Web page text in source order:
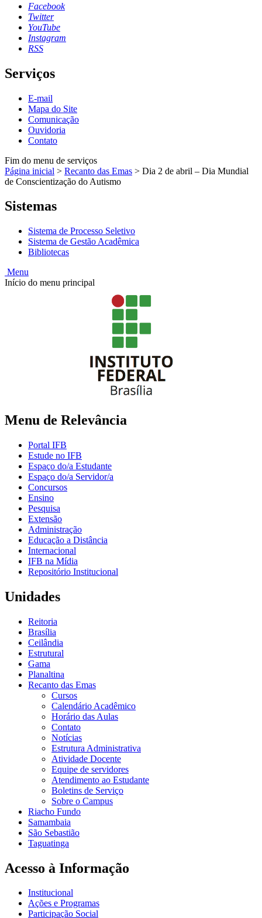
Facebook
Twitter
YouTube
Instagram
RSS
Serviços
E-mail
Mapa do Site
Comunicação
Ouvidoria
Contato
Fim do menu de serviços
Página inicial > Recanto das Emas > Dia 2 de abril – Dia Mundial
de Conscientização do Autismo
Sistemas
Sistema de Processo Seletivo
Sistema de Gestão Acadêmica
Bibliotecas
Menu
Início do menu principal
Menu de Relevância
Portal IFB
Estude no IFB
Espaço do/a Estudante
Espaço do/a Servidor/a
Concursos
Ensino
Pesquisa
Extensão
Administração
Educação a Distância
Internacional
IFB na Mídia
Repositório Institucional
Unidades
Reitoria
Brasília
Ceilândia
Estrutural
Gama
Planaltina
Recanto das Emas
Cursos
Calendário Acadêmico
Horário das Aulas
Contato
Notícias
Estrutura Administrativa
Atividade Docente
Equipe de servidores
Atendimento ao Estudante
Boletins de Serviço
Sobre o Campus
Riacho Fundo
Samambaia
São Sebastião
Taguatinga
Acesso à Informação
Institucional
Ações e Programas
Participação Social